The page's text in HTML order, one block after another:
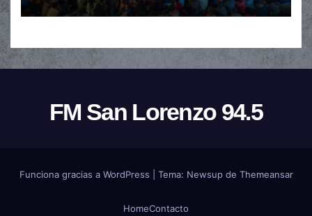
FM San Lorenzo 94.5
Funciona gracias a WordPress Tema: Newsupde Themeansar
HomeContacto